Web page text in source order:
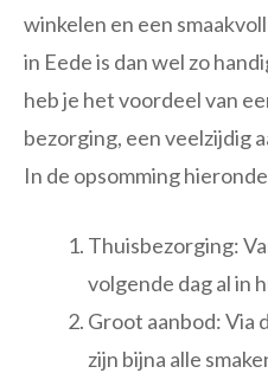
winkelen en een
in Eede is dan wel zo
heb je het voordeel van
bezorging, een veelzijdig
In de opsomming
Thuisbezorging:
volgende dag al in
Groot aanbod: Via
zijn bijna alle